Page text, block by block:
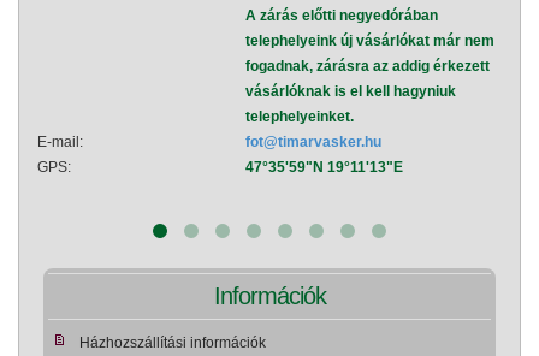
A zárás előtti negyedórában
telephelyeink új vásárlókat már nem
fogadnak, zárásra az addig érkezett
vásárlóknak is el kell hagyniuk
telephelyeinket.
E-mail:
fot@timarvasker.hu
GPS:
47°35'59"N 19°11'13"E
Információk
Házhozszállítási információk